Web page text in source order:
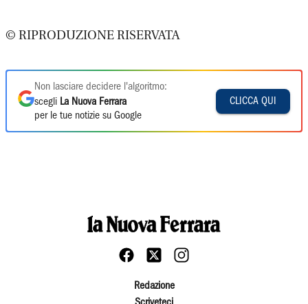
© RIPRODUZIONE RISERVATA
Non lasciare decidere l'algoritmo:
scegli La Nuova Ferrara
per le tue notizie su Google
CLICCA QUI
Redazione